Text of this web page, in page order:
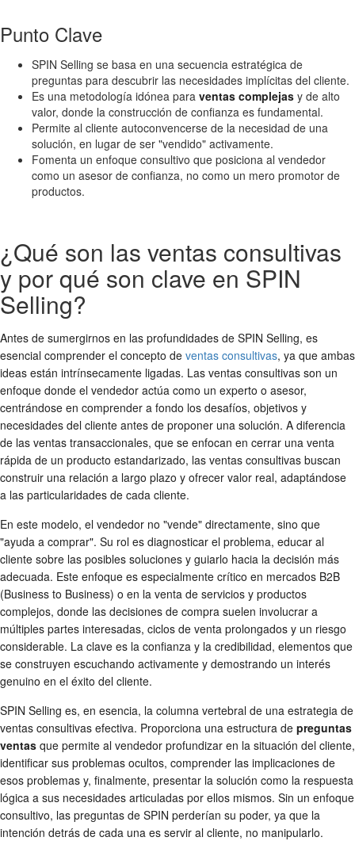
Punto Clave
SPIN Selling se basa en una secuencia estratégica de
preguntas para descubrir las necesidades implícitas del cliente.
Es una metodología idónea para ventas complejas y de alto
valor, donde la construcción de confianza es fundamental.
Permite al cliente autoconvencerse de la necesidad de una
solución, en lugar de ser "vendido" activamente.
Fomenta un enfoque consultivo que posiciona al vendedor
como un asesor de confianza, no como un mero promotor de
productos.
¿Qué son las ventas consultivas
y por qué son clave en SPIN
Selling?
Antes de sumergirnos en las profundidades de SPIN Selling, es
esencial comprender el concepto de ventas consultivas, ya que ambas
ideas están intrínsecamente ligadas. Las ventas consultivas son un
enfoque donde el vendedor actúa como un experto o asesor,
centrándose en comprender a fondo los desafíos, objetivos y
necesidades del cliente antes de proponer una solución. A diferencia
de las ventas transaccionales, que se enfocan en cerrar una venta
rápida de un producto estandarizado, las ventas consultivas buscan
construir una relación a largo plazo y ofrecer valor real, adaptándose
a las particularidades de cada cliente.
En este modelo, el vendedor no "vende" directamente, sino que
"ayuda a comprar". Su rol es diagnosticar el problema, educar al
cliente sobre las posibles soluciones y guiarlo hacia la decisión más
adecuada. Este enfoque es especialmente crítico en mercados B2B
(Business to Business) o en la venta de servicios y productos
complejos, donde las decisiones de compra suelen involucrar a
múltiples partes interesadas, ciclos de venta prolongados y un riesgo
considerable. La clave es la confianza y la credibilidad, elementos que
se construyen escuchando activamente y demostrando un interés
genuino en el éxito del cliente.
SPIN Selling es, en esencia, la columna vertebral de una estrategia de
ventas consultivas efectiva. Proporciona una estructura de preguntas
ventas que permite al vendedor profundizar en la situación del cliente,
identificar sus problemas ocultos, comprender las implicaciones de
esos problemas y, finalmente, presentar la solución como la respuesta
lógica a sus necesidades articuladas por ellos mismos. Sin un enfoque
consultivo, las preguntas de SPIN perderían su poder, ya que la
intención detrás de cada una es servir al cliente, no manipularlo.